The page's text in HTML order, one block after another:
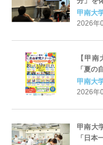
ニオー
22日（
甲南大
2026年
【甲
「夏
対象と
甲南大
2026年
甲南大
「日